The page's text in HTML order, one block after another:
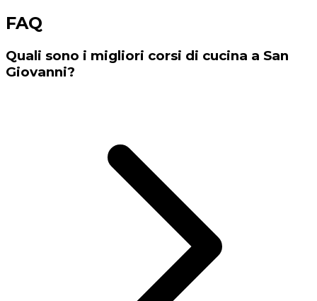
FAQ
Quali sono i migliori corsi di cucina a San
Giovanni?